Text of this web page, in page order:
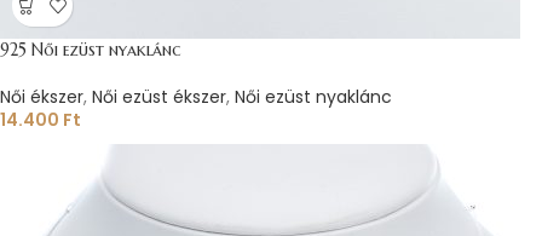
925 Női ezüst nyaklánc
Női ékszer, Női ezüst ékszer, Női ezüst nyaklánc
14.400 Ft